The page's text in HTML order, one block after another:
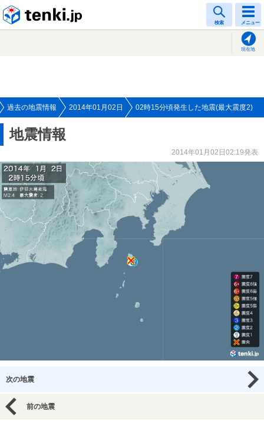
検索 メニュー
現在地
過去の地震情報 2014年01月02日 02時15分頃発生した地震(最大震度2)
地震情報
2014年01月02日02:19発表
次の地震
前の地震